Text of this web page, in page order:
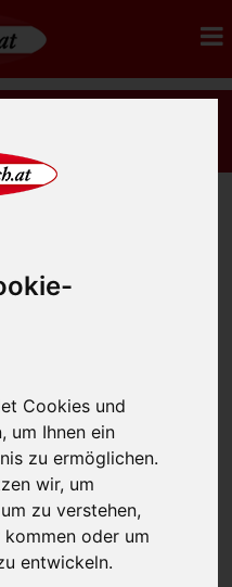
Cookies und
um Ihnen ein
zu ermöglichen.
wir, um
zu verstehen,
kommen oder um
entwickeln.
BIO
Monate alt ist
stammt von
auf dem Bauernhof in